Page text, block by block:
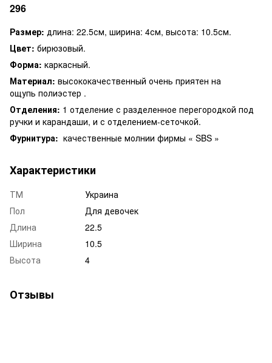
296
Размер: длина: 22.5см, ширина: 4см, высота: 10.5см.
Цвет: бирюзовый.
Форма: каркасный.
Материал: высококачественный очень приятен на
ощупь полиэстер .
Отделения: 1 отделение с разделенное перегородкой под
ручки и карандаши, и с отделением-сеточкой.
Фурнитура: качественные молнии фирмы « SBS »
Характеристики
ТМ
Украина
Пол
Для девочек
Длина
22.5
Ширина
10.5
Высота
4
Отзывы